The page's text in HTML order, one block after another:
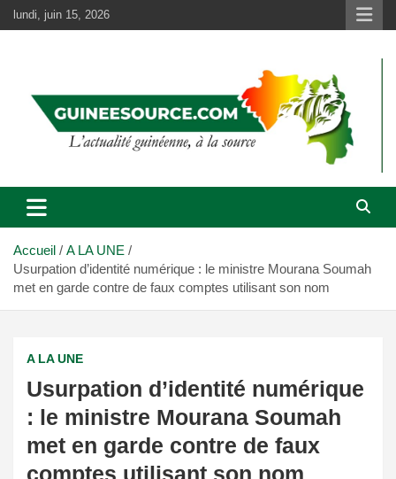
Aller
au
lundi, juin 15, 2026
Accueil
A LA UNE
Usurpation d’identité numérique : le ministre Mourana Soumah
met en garde contre de faux comptes utilisant son nom
A LA UNE
Usurpation d’identité numérique
: le ministre Mourana Soumah
met en garde contre de faux
comptes utilisant son nom